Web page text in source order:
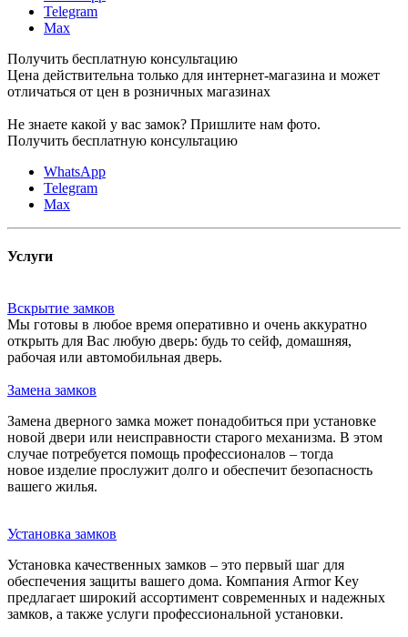
Telegram
Max
Получить бесплатную консультацию
Цена действительна только для интернет-магазина и может
отличаться от цен в розничных магазинах
Не знаете какой у вас замок? Пришлите нам фото.
Получить бесплатную консультацию
WhatsApp
Telegram
Max
Услуги
Вскрытие замков
Мы готовы в любое время оперативно и очень аккуратно
открыть для Вас любую дверь: будь то сейф, домашняя,
рабочая или автомобильная дверь.
Замена замков
Замена дверного замка может понадобиться при установке
новой двери или неисправности старого механизма. В этом
случае потребуется помощь профессионалов – тогда
новое изделие прослужит долго и обеспечит безопасность
вашего жилья.
Установка замков
Установка качественных замков – это первый шаг для
обеспечения защиты вашего дома. Компания Armor Key
предлагает широкий ассортимент современных и надежных
замков, а также услуги профессиональной установки.